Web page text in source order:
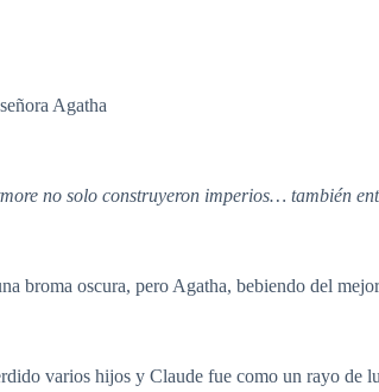
Agatha
no solo construyeron imperios… también
broma oscura, pero Agatha, bebiendo del
varios hijos y Claude fue como un rayo de